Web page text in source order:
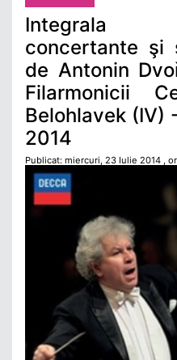
Integrala
concertante şi
de Antonin
Filarmonicii
Belohlavek (IV)
2014
Publicat: miercuri, 23 Iulie 2014 ,